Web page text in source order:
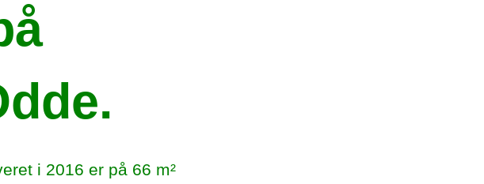
i 2016 er på 66 m²